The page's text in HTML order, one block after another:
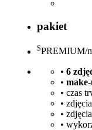
pakiet
$PREMIUM/
• 6
•
• czas
• zdjęcia
•
•